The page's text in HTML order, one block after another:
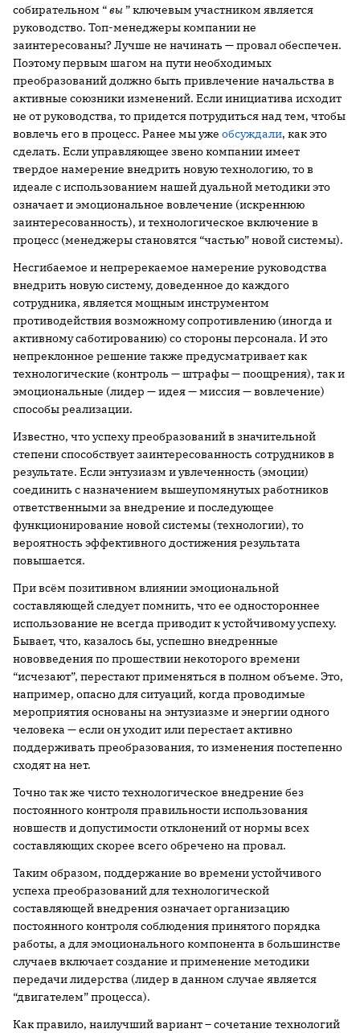
собирательном “вы ” ключевым участником является
руководство. Топ-менеджеры компании не
заинтересованы? Лучше не начинать — провал обеспечен.
Поэтому первым шагом на пути необходимых
преобразований должно быть привлечение начальства в
активные союзники изменений. Если инициатива исходит
не от руководства, то придется потрудиться над тем, чтобы
вовлечь его в процесс. Ранее мы уже обсуждали, как это
сделать. Если управляющее звено компании имеет
твердое намерение внедрить новую технологию, то в
идеале с использованием нашей дуальной методики это
означает и эмоциональное вовлечение (искреннюю
заинтересованность), и технологическое включение в
процесс (менеджеры становятся “частью” новой системы).
Несгибаемое и непререкаемое намерение руководства
внедрить новую систему, доведенное до каждого
сотрудника, является мощным инструментом
противодействия возможному сопротивлению (иногда и
активному саботированию) со стороны персонала. И это
непреклонное решение также предусматривает как
технологические (контроль — штрафы — поощрения), так и
эмоциональные (лидер — идея — миссия — вовлечение)
способы реализации.
Известно, что успеху преобразований в значительной
степени способствует заинтересованность сотрудников в
результате. Если энтузиазм и увлеченность (эмоции)
соединить с назначением вышеупомянутых работников
ответственными за внедрение и последующее
функционирование новой системы (технологии), то
вероятность эффективного достижения результата
повышается.
При всём позитивном влиянии эмоциональной
составляющей следует помнить, что ее одностороннее
использование не всегда приводит к устойчивому успеху.
Бывает, что, казалось бы, успешно внедренные
нововведения по прошествии некоторого времени
“исчезают”, перестают применяться в полном объеме. Это,
например, опасно для ситуаций, когда проводимые
мероприятия основаны на энтузиазме и энергии одного
человека — если он уходит или перестает активно
поддерживать преобразования, то изменения постепенно
сходят на нет.
Точно так же чисто технологическое внедрение без
постоянного контроля правильности использования
новшеств и допустимости отклонений от нормы всех
составляющих скорее всего обречено на провал.
Таким образом, поддержание во времени устойчивого
успеха преобразований для технологической
составляющей внедрения означает организацию
постоянного контроля соблюдения принятого порядка
работы, а для эмоционального компонента в большинстве
случаев включает создание и применение методики
передачи лидерства (лидер в данном случае является
“двигателем” процесса).
Как правило, наилучший вариант – сочетание технологий